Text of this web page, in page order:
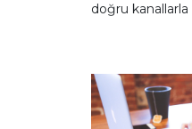
doğru kanallarla